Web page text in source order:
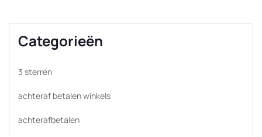
Categorieën
3 sterren
achteraf betalen winkels
achterafbetalen